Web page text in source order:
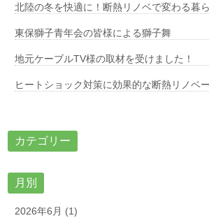
北陸の冬を快適に！断熱リノベで変わる暮
東保獅子青年会の皆様による獅子舞
地元ケーブルTV様の取材を受けました！
ヒートショック対策に効果的な断熱リノベ
カテゴリー
月別
2026年6月 (1)